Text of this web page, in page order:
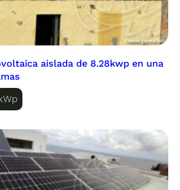
aislada de 8.28kwp en una